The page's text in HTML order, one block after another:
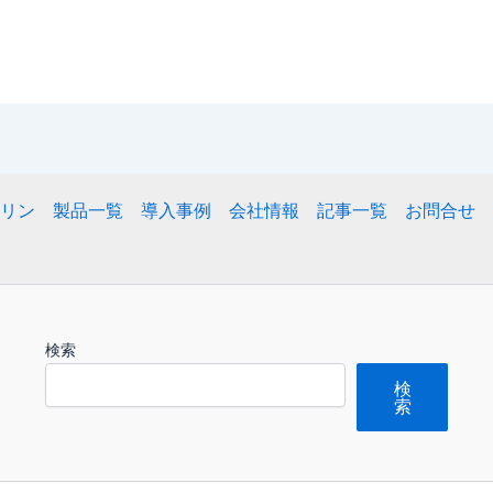
ン 製品一覧 導入事例 会社情報 記事一覧 お問合せ
検索
検
索